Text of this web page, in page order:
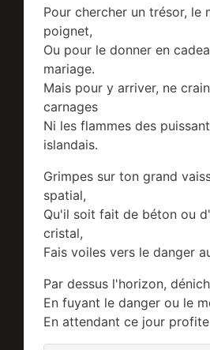
Pour chercher un trésor, le
poignet,
Ou pour le donner en
mariage.
Mais pour y arriver, ne
carnages
Ni les flammes des
islandais.
Grimpes sur ton grand
spatial,
Qu'il soit fait de béton ou
cristal,
Fais voiles vers le danger
Par dessus l'horizon,
En fuyant le danger ou le
En attendant ce jour